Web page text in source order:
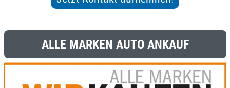
ALLE MARKEN AUTO ANKAUF